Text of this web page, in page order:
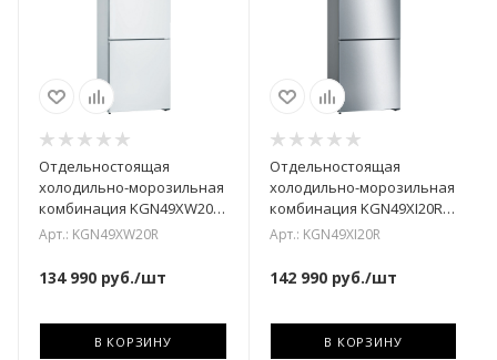
Отдельностоящая
холодильно-морозильная
комбинация KGN49XW20R
Bosch
Арт.: KGN49XW20R
134 990 руб./шт
В КОРЗИНУ
Отдельностоящая
холодильно-морозильная
комбинация KGN49XI20R
Bosch
Арт.: KGN49XI20R
142 990руб./шт
В КОРЗИНУ